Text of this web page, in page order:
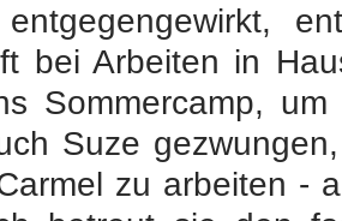
entgegengewirkt,
bei Arbeiten in
Sommercamp,
Suze
zu arbeiten -